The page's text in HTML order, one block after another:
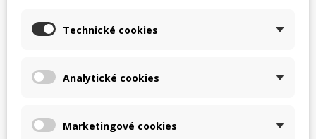
menší gastro provozy pro krouhání zeleniny, ovoce ...
zpracování zeleniny
brambory, křen a mrkev.
Technické cookies
Analytické cookies
Marketingové cookies